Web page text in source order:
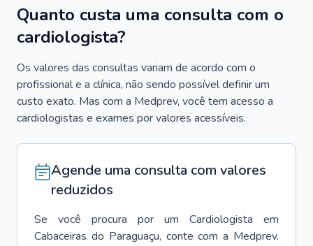
Quanto custa uma consulta com o
cardiologista?
Os valores das consultas variam de acordo com o
profissional e a clínica, não sendo possível definir um
custo exato. Mas com a Medprev, você tem acesso a
cardiologistas e exames por valores acessíveis.
Agende uma consulta com valores
reduzidos
Se você procura por um Cardiologista
em
Cabaceiras do Paraguaçu, conte com a Medprev.